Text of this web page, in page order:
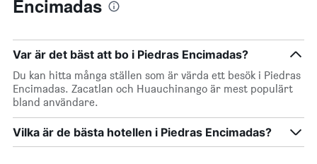
Encimadas
Var är det bäst att bo i Piedras Encimadas?
Du kan hitta många ställen som är värda ett besök i Piedras
Encimadas. Zacatlan och Huauchinango är mest populärt
bland användare.
Vilka är de bästa hotellen i Piedras Encimadas?